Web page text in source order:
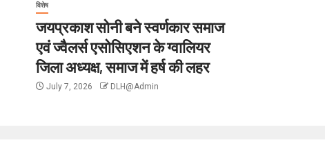
विशेष
जयप्रकाश सोनी बने स्वर्णकार समाज
एवं ज्वैलर्स एसोसिएशन के ग्वालियर
जिला अध्यक्ष, समाज में हर्ष की लहर
July 7, 2026 DLH@Admin